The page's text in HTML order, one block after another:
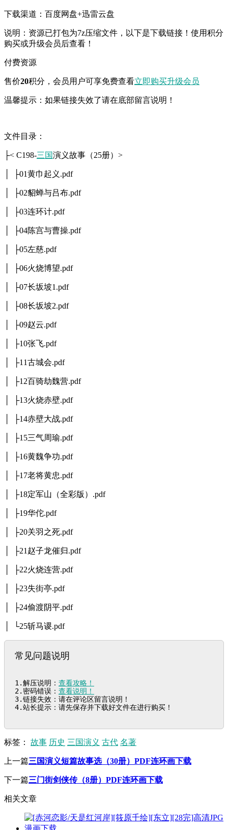
下载渠道：百度网盘+迅雷云盘
说明：资源已打包为7z压缩文件，以下是下载链接！使用积分
购买或升级会员后查看！
付费资源
售价20积分 ，会员用户可享免费查看立即购买升级会员
温馨提示：如果链接失效了请在底部留言说明！
文件目录：
├< C198-三国演义故事（25册）>
│ ├01黄巾起义.pdf
│ ├02貂蝉与吕布.pdf
│ ├03连环计.pdf
│ ├04陈宫与曹操.pdf
│ ├05左慈.pdf
│ ├06火烧博望.pdf
│ ├07长坂坡1.pdf
│ ├08长坂坡2.pdf
│ ├09赵云.pdf
│ ├10张飞.pdf
│ ├11古城会.pdf
│ ├12百骑劫魏营.pdf
│ ├13火烧赤壁.pdf
│ ├14赤壁大战.pdf
│ ├15三气周瑜.pdf
│ ├16黄魏争功.pdf
│ ├17老将黄忠.pdf
│ ├18定军山（全彩版）.pdf
│ ├19华佗.pdf
│ ├20关羽之死.pdf
│ ├21赵子龙催归.pdf
│ ├22火烧连营.pdf
│ ├23失街亭.pdf
│ ├24偷渡阴平.pdf
│ └25斩马谡.pdf
常见问题说明
1.解压说明： 查看攻略！
2.密码错误： 查看说明！
3.链接失效：请在评论区留言说明！
4.站长提示：请先保存并下载好文件在进行购买！
标签： 故事 历史 三国演义 古代 名著
上一篇三国演义短篇故事选（30册）PDF连环画下载
下一篇三门街剑侠传（8册）PDF连环画下载
相关文章